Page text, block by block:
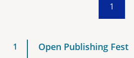
1
Open Publishing Fest